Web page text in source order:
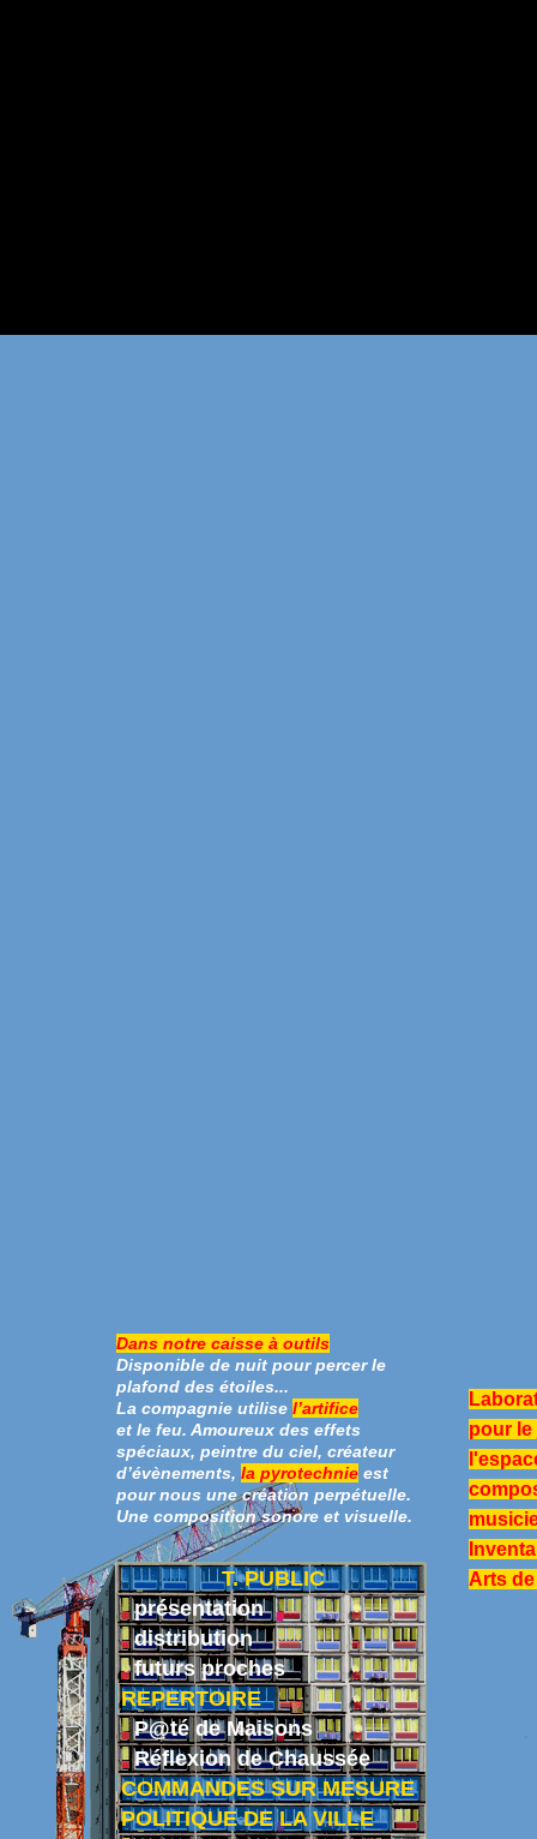
pour le
Arts
Dans notre caisse à outils
Disponible de nuit pour percer le
plafond des étoiles...
La compagnie utilise l’artifice
et le feu. Amoureux des effets
spéciaux, peintre du ciel, créateur
d’évènements, la pyrotechnie est
pour nous une création perpétuelle.
Une composition sonore et visuelle.
T. PUBLIC
présentation
distribution
futurs proches
REPERTOIRE
P@té de Maisons
Réflexion de Chaussée
COMMANDES SUR MESURE
POLITIQUE DE LA VILLE